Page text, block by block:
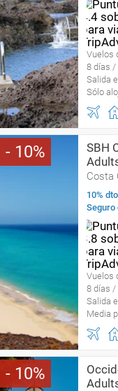
Vuelos
8 días /
Salida
Sólo
10
SBH
Costa
10%
Seguro
Vuelos
8 días /
Salida
Media
10